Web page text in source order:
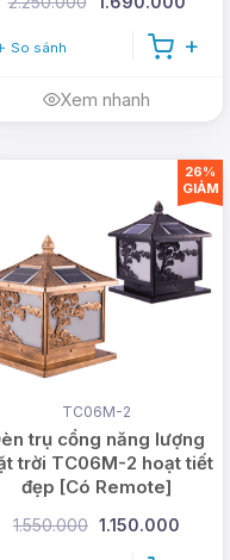
-
So sánh
Xem nhanh
TC06M-2
trụ cổng năng lượng
trời TC06M-2 hoạt tiết
đẹp [Có Remote]
1.550.000 1.150.000
26%
GIẢM